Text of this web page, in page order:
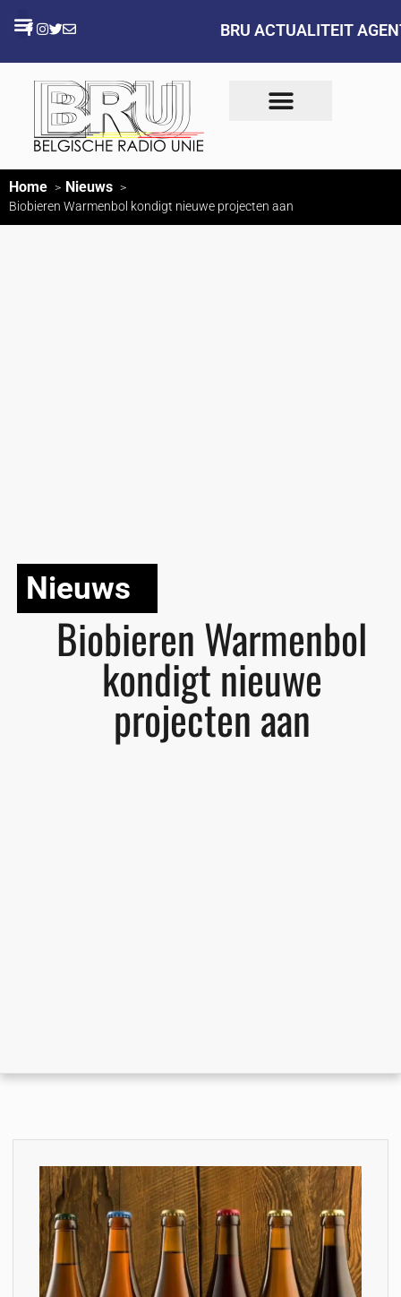
BRU ACTUALITEIT
Home Nieuws
Biobieren Warmenbol kondigt nieuwe projecten aan
Nieuws
Biobieren Warmenbol
kondigt nieuwe
projecten aan